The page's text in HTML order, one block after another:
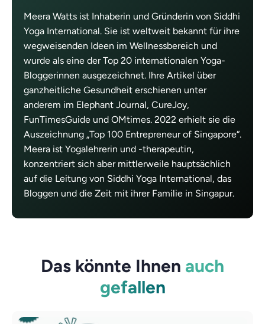
Meera Watts ist Inhaberin und Gründerin von Siddhi
Yoga International. Sie ist weltweit bekannt für ihre
wegweisenden Ideen im Wellnessbereich und
wurde als eine der Top 20 internationalen Yoga-
Bloggerinnen ausgezeichnet. Ihre Artikel über
ganzheitliche Gesundheit erschienen unter
anderem im Elephant Journal, CureJoy,
FunTimesGuide und OMtimes. 2022 erhielt sie die
Auszeichnung „Top 100 Entrepreneur of Singapore“.
Meera ist Yogalehrerin und -therapeutin,
konzentriert sich aber mittlerweile hauptsächlich
auf die Leitung von Siddhi Yoga International, das
Bloggen und die Zeit mit ihrer Familie in Singapur.
Das könnte Ihnen auch
gefallen